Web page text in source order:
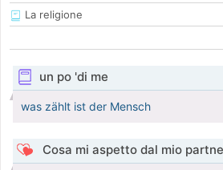
La religione
un po 'di me
was zählt ist der Mensch
Cosa mi aspetto dal mio